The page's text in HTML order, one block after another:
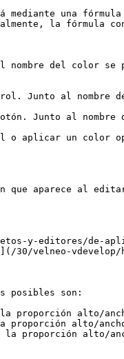
una
la fórmula
del color
Junto al nombre
Junto al
aplicar un color
aparece al
y-editores/de-
30/velneo-vdevelop/
posibles son:
proporción alto/
proporción alto/
proporción alto/